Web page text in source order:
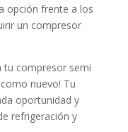
opción frente a los
un compresor
tu compresor semi
nuevo! Tu
oportunidad y
refrigeración y